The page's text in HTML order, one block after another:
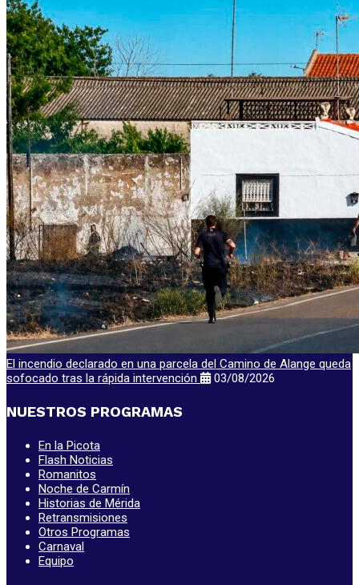
El incendio declarado en una parcela del Camino de Alange queda
sofocado tras la rápida intervención
03/08/2026
NUESTROS PROGRAMAS
En la Picota
Flash Noticias
Romanitos
Noche de Carmín
Historias de Mérida
Retransmisiones
Otros Programas
Carnaval
Equipo